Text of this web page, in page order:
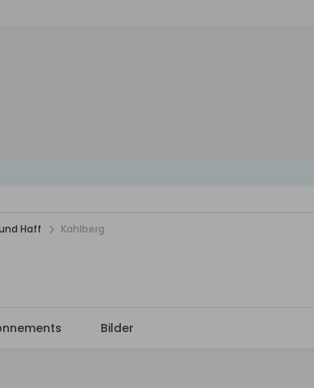
Haff Kahlberg
Bilder